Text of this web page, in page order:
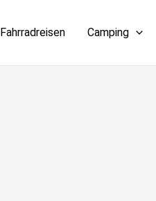
Fahrradreisen Camping